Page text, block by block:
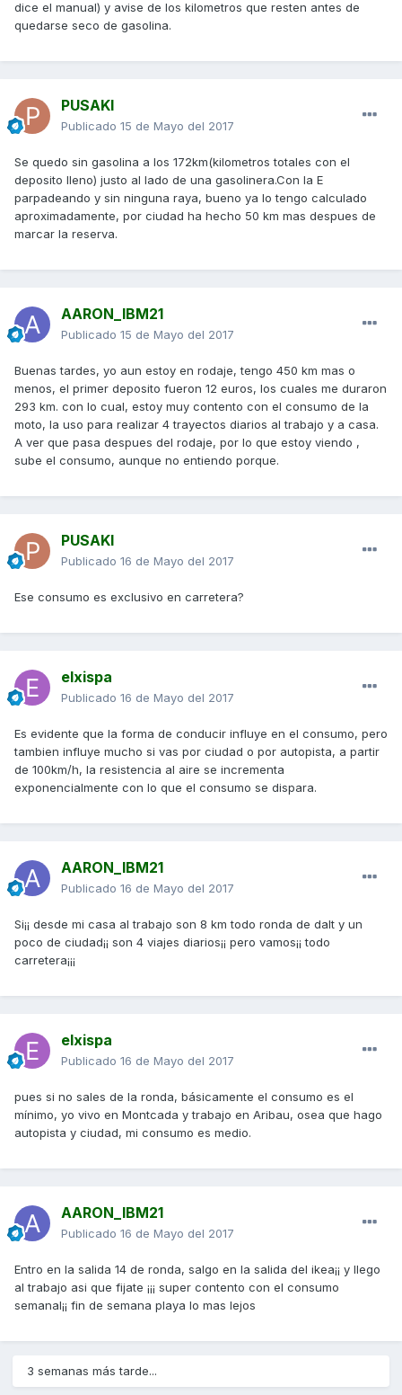
dice el manual) y avise de los kilometros que resten antes de
quedarse seco de gasolina.
PUSAKI
Publicado 15 de Mayo del 2017
Se quedo sin gasolina a los 172km(kilometros totales con el
deposito lleno) justo al lado de una gasolinera.Con la E
parpadeando y sin ninguna raya, bueno ya lo tengo calculado
aproximadamente, por ciudad ha hecho 50 km mas despues de
marcar la reserva.
AARON_IBM21
Publicado 15 de Mayo del 2017
Buenas tardes, yo aun estoy en rodaje, tengo 450 km mas o
menos, el primer deposito fueron 12 euros, los cuales me duraron
293 km. con lo cual, estoy muy contento con el consumo de la
moto, la uso para realizar 4 trayectos diarios al trabajo y a casa.
A ver que pasa despues del rodaje, por lo que estoy viendo ,
sube el consumo, aunque no entiendo porque.
PUSAKI
Publicado 16 de Mayo del 2017
Ese consumo es exclusivo en carretera?
elxispa
Publicado 16 de Mayo del 2017
Es evidente que la forma de conducir influye en el consumo, pero
tambien influye mucho si vas por ciudad o por autopista, a partir
de 100km/h, la resistencia al aire se incrementa
exponencialmente con lo que el consumo se dispara.
AARON_IBM21
Publicado 16 de Mayo del 2017
Si¡¡ desde mi casa al trabajo son 8 km todo ronda de dalt y un
poco de ciudad¡¡ son 4 viajes diarios¡¡ pero vamos¡¡ todo
carretera¡¡¡
elxispa
Publicado 16 de Mayo del 2017
pues si no sales de la ronda, básicamente el consumo es el
mínimo, yo vivo en Montcada y trabajo en Aribau, osea que hago
autopista y ciudad, mi consumo es medio.
AARON_IBM21
Publicado 16 de Mayo del 2017
Entro en la salida 14 de ronda, salgo en la salida del ikea¡¡ y llego
al trabajo asi que fijate ¡¡¡ super contento con el consumo
semanal¡¡ fin de semana playa lo mas lejos
3 semanas más tarde...